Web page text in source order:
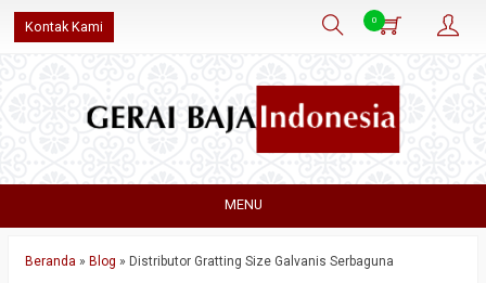
Kontak Kami 0
MENU
Beranda » Blog » Distributor Gratting Size Galvanis Serbaguna